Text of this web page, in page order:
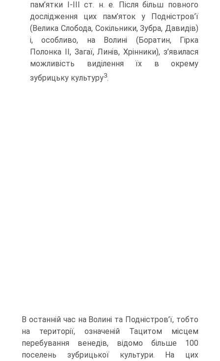
пам’ятки І-ІІІ ст. н. е. Після більш повного
дослідження цих пам’яток у Подністров’ї
(Велика Слобода, Сокільники, Зубра, Давидів)
і, особливо, на Волині (Боратин, Гірка
Полонка ІІ, Загаї, Линів, Хрінники), з’явилася
можливість виділення їх в окрему
зубрицьку культуру3.
В останній час на Волині та Подністров’ї, тобто
на території, означеній Тацитом місцем
перебування венедів, відомо більше 100
поселень зубрицької культури. На цих